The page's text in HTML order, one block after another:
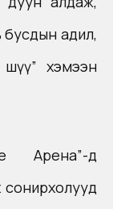
бусдын адил,
хэмээн
Арена”-д